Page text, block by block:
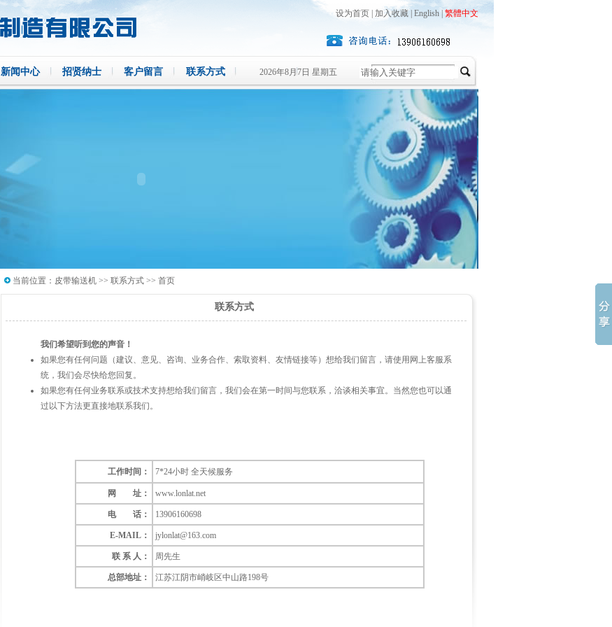
设为首页 加入收藏| English 繁體中文
新闻中心 招贤纳士 客户留言 联系方式 2026年8月7日 星期五
当前位置： 皮带输送机>> 联系方式>> 首页
联系方式
我们希望听到您的声音！
如果您有任何问题（建议、意见、咨询、业务合作、索取资料、友情链接等）想给我们留言，请使用网上客服系
统，我们会尽快给您回复。
如果您有任何业务联系或技术支持想给我们留言，我们会在第一时间与您联系，洽谈相关事宜。当然您也可以通
过以下方法更直接地联系我们。
工作时间： 7*24小时 全天候服务
网 址： www.lonlat.net
电 话： 13906160698
E-MAIL： jylonlat@163.com
联 系 人： 周先生
总部地址： 江苏江阴市峭岐区中山路198号